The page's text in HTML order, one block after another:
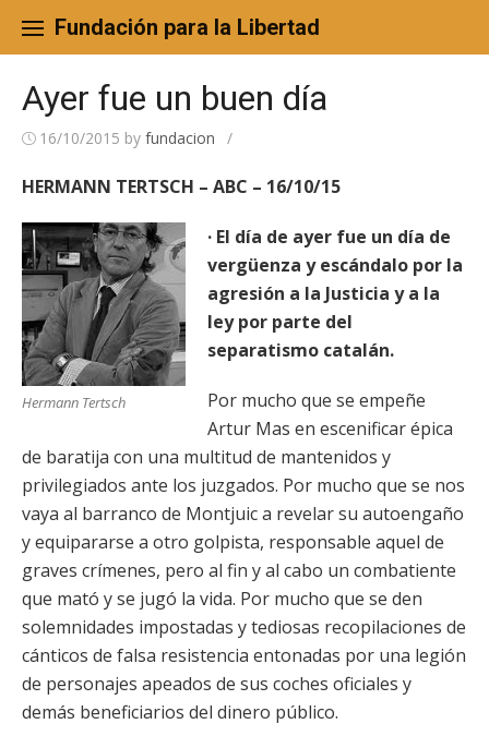
content
Fundación para la Libertad
Ayer fue un buen día
16/10/2015 by fundacion /
HERMANN TERTSCH – ABC – 16/10/15
Hermann Tertsch
· El día de ayer fue un día de
vergüenza y escándalo por la
agresión a la Justicia y a la
ley por parte del
separatismo catalán.
Por mucho que se empeñe
Artur Mas en escenificar épica
de baratija con una multitud de mantenidos y
privilegiados ante los juzgados. Por mucho que se nos
vaya al barranco de Montjuic a revelar su autoengaño
y equipararse a otro golpista, responsable aquel de
graves crímenes, pero al fin y al cabo un combatiente
que mató y se jugó la vida. Por mucho que se den
solemnidades impostadas y tediosas recopilaciones de
cánticos de falsa resistencia entonadas por una legión
de personajes apeados de sus coches oficiales y
demás beneficiarios del dinero público.